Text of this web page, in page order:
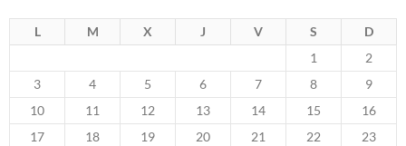
L M X J V S
D
1
2
3
4 5 6 7 8
9
10
11 12 13 14 15
16
17
18 19 20 21 22
23